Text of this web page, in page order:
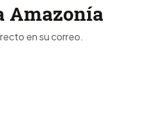
Amazonía
en su correo.